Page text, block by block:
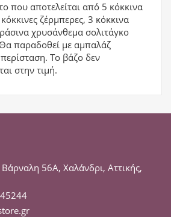
που αποτελείται από 5 κόκκινα
ζέρμπερες, 3 κόκκινα
χρυσάνθεμα σολιτάγκο
παραδοθεί με αμπαλάζ
Το βάζο δεν
στην τιμή.
56Α, Χαλάνδρι, Αττικής,